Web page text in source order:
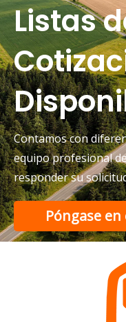
Listas
Contamos con
equipo profesional
responder su
Póngase